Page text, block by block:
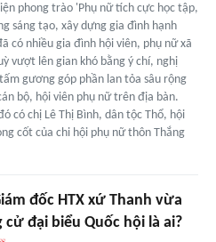
phong trào 'Phụ nữ tích cực học tập,
sáng tạo, xây dựng gia đình hạnh
có nhiều gia đình hội viên, phụ nữ xã
vượt lên gian khó bằng ý chí, nghị
gương góp phần lan tỏa sâu rộng
bộ, hội viên phụ nữ trên địa bàn.
có chị Lê Thị Bình, dân tộc Thổ, hội
cốt của chi hội phụ nữ thôn Thắng
đốc HTX xứ Thanh vừa
cử đại biểu Quốc hội là ai?